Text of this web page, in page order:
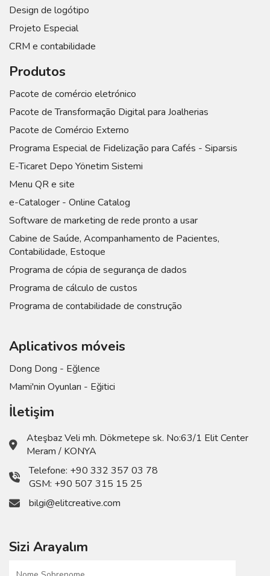
Design de logótipo
Projeto Especial
CRM e contabilidade
Produtos
Pacote de comércio eletrónico
Pacote de Transformação Digital para Joalherias
Pacote de Comércio Externo
Programa Especial de Fidelização para Cafés - Siparsis
E-Ticaret Depo Yönetim Sistemi
Menu QR e site
e-Cataloger - Online Catalog
Software de marketing de rede pronto a usar
Cabine de Saúde, Acompanhamento de Pacientes,
Contabilidade, Estoque
Programa de cópia de segurança de dados
Programa de cálculo de custos
Programa de contabilidade de construção
Aplicativos móveis
Dong Dong - Eğlence
Mami'nin Oyunları - Eğitici
İletişim
Ateşbaz Veli mh. Dökmetepe sk. No:63/1 Elit Center
Meram / KONYA
Telefone: +90 332 357 03 78
GSM: +90 507 315 15 25
bilgi@elitcreative.com
Sizi Arayalım